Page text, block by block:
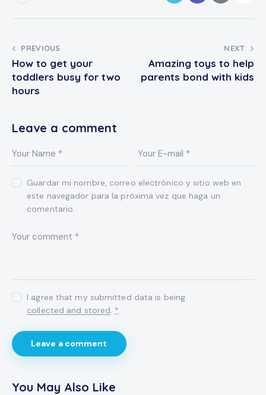
PREVIOUS
How to get your
toddlers busy for two
hours
NEXT
Amazing toys to help
parents bond with kids
Leave a comment
Guardar mi nombre, correo electrónico y sitio web en
este navegador para la próxima vez que haga un
comentario.
I agree that my submitted data is being
collected and stored. *
You May Also Like